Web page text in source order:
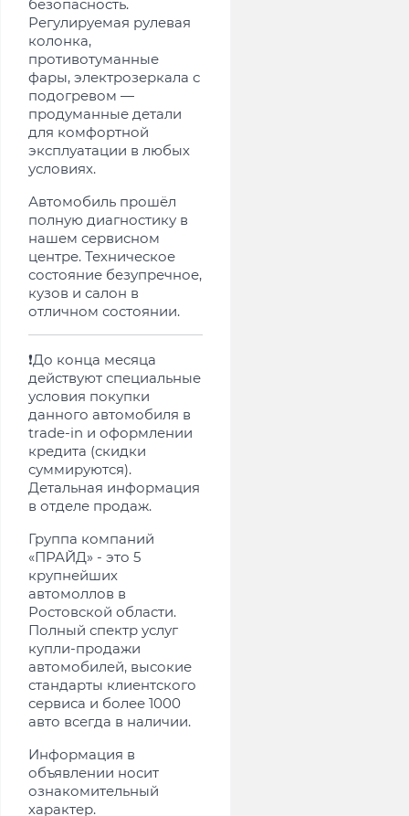
безопасность.
Регулируемая рулевая
колонка,
противотуманные
фары, электрозеркала с
подогревом —
продуманные детали
для комфортной
эксплуатации в любых
условиях.
Автомобиль прошёл
полную диагностику в
нашем сервисном
центре. Техническое
состояние безупречное,
кузов и салон в
отличном состоянии.
❗️До конца месяца
действуют специальные
условия покупки
данного автомобиля в
trade-in и оформлении
кредита (скидки
суммируются).
Детальная информация
в отделе продаж.
Группа компаний
«ПРАЙД» - это 5
крупнейших
автомоллов в
Ростовской области.
Полный спектр услуг
купли-продажи
автомобилей, высокие
стандарты клиентского
сервиса и более 1000
авто всегда в наличии.
Информация в
объявлении носит
ознакомительный
характер.